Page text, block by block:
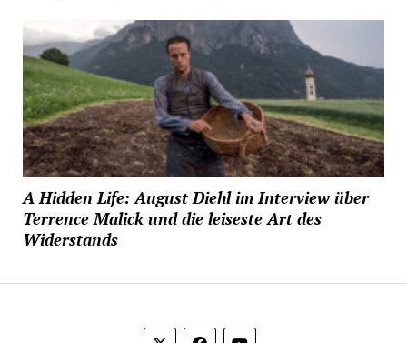
A Hidden Life: August Diehl im Interview über
Terrence Malick und die leiseste Art des
Widerstands